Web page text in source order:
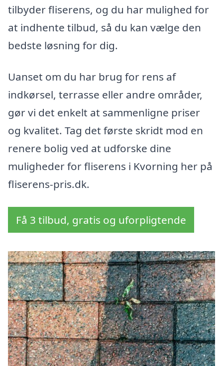
tilbyder fliserens, og du har mulighed for
at indhente tilbud, så du kan vælge den
bedste løsning for dig.
Uanset om du har brug for rens af
indkørsel, terrasse eller andre områder,
gør vi det enkelt at sammenligne priser
og kvalitet. Tag det første skridt mod en
renere bolig ved at udforske dine
muligheder for fliserens i Kvorning her på
fliserens-pris.dk.
Få 3 tilbud, gratis og uforpligtende